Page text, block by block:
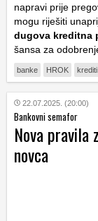
napravi prije
mogu riješiti
dugova kreditna
šansa za
banke HROK krediti
22.07.2025. (20:00)
Bankovni semafor
Nova pravila
novca